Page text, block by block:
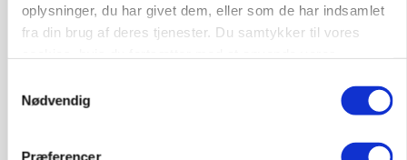
oplysninger, du har givet dem, eller som de har indsamlet
fra din brug af deres tjenester. Du samtykker til vores
Nødvendig
Præferencer
Før såmaskinen kører: Her er efterårets største
skadedyrsrisici
Loading...